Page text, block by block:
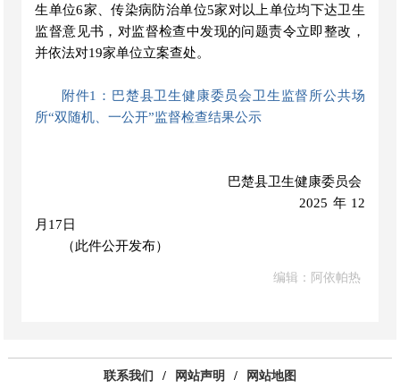
生单位6家、传染病防治单位5家对以上单位均下达卫生
监督意见书 ， 对监督检查中发现的问题责令立即整改，
并依法对19家单位立案查处。
附件1：巴楚县卫生健康委员会卫生监督所公共场
所“双随机、一公开”监督检查结果公示
巴楚县卫生健康委员会
2025年12
月17日
（此件公开发布）
编辑：阿依帕热
联系我们 / 网站声明 / 网站地图